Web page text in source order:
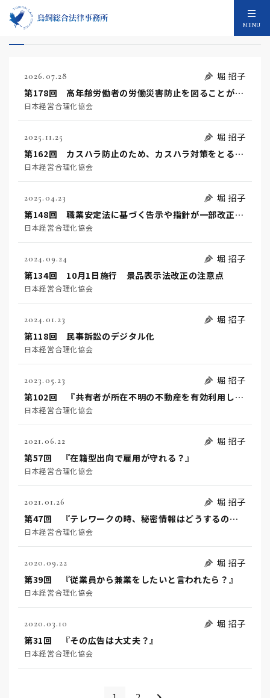
MENU
堀 招子のメディア：13件
2026.07.28
堀 招子
第178回 高年齢労働者の労働災害防止を図ることが事業者の努力義務になりました！
日本経営合理化協会
2025.11.25
堀 招子
第162回 カスハラ防止のため、カスハラ対策をとることが事業主の義務となります！
日本経営合理化協会
2025.04.23
堀 招子
第148回 職業安定法に基づく告示や指針が一部改正されました！
日本経営合理化協会
2024.09.24
堀 招子
第134回 10月1日施行 景品表示法改正の注意点
日本経営合理化協会
2024.01.23
堀 招子
第118回 民事訴訟のデジタル化
日本経営合理化協会
2023.05.23
堀 招子
第102回 『共有者が所在不明の不動産を有効利用したい』
日本経営合理化協会
2021.06.22
堀 招子
第57回 『在籍型出向で雇用が守れる？』
日本経営合理化協会
2021.01.26
堀 招子
第47回 『テレワークの時、秘密情報はどうするの？！』
日本経営合理化協会
2020.09.22
堀 招子
第39回 『従業員から兼業をしたいと言われたら？』
日本経営合理化協会
2020.03.10
堀 招子
第31回 『その広告は大丈夫？』
日本経営合理化協会